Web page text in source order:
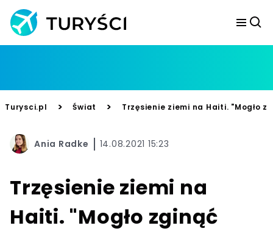
Turysci.pl > Świat > Trzęsienie ziemi na Haiti. "Mogło
Ania Radke 14.08.2021 15:23
Trzęsienie ziemi na
Haiti. "Mogło zginąć